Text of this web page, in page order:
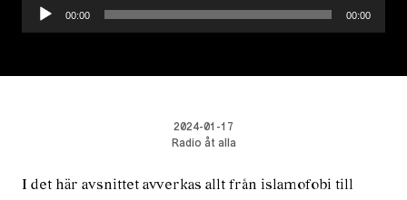
Ljudspelare
00:00 00:00
2024-01-17
Radio åt alla
I det här avsnittet avverkas allt från islamofobi till